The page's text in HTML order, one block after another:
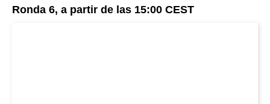
Ronda 6, a partir de las 15:00 CEST